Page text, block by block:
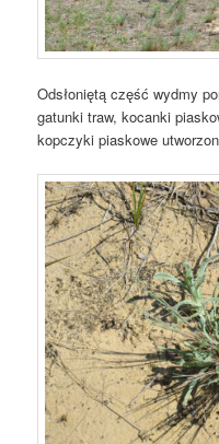
Odsłoniętą część wydmy
gatunki traw, kocanki
kopczyki piaskowe